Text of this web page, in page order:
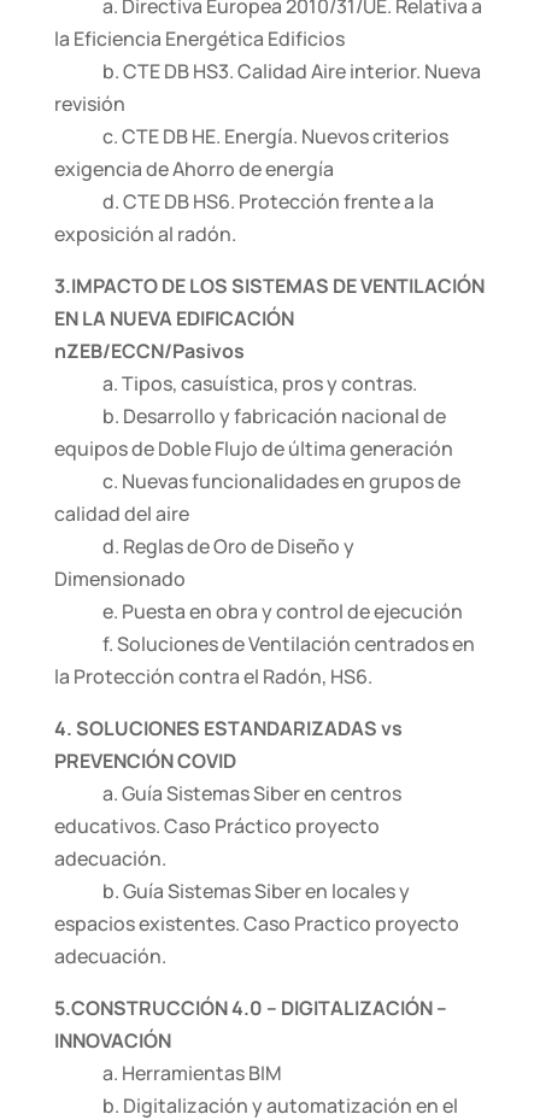
a. Directiva Europea 2010/31/UE. Relativa a
la Eficiencia Energética Edificios
b. CTE DB HS3. Calidad Aire interior. Nueva
revisión
c. CTE DB HE. Energía. Nuevos criterios
exigencia de Ahorro de energía
d. CTE DB HS6. Protección frente a la
exposición al radón.
3.IMPACTO DE LOS SISTEMAS DE VENTILACIÓN
EN LA NUEVA EDIFICACIÓN
nZEB/ECCN/Pasivos
a. Tipos, casuística, pros y contras.
b. Desarrollo y fabricación nacional de
equipos de Doble Flujo de última generación
c. Nuevas funcionalidades en grupos de
calidad del aire
d. Reglas de Oro de Diseño y
Dimensionado
e. Puesta en obra y control de ejecución
f. Soluciones de Ventilación centrados en
la Protección contra el Radón, HS6.
4. SOLUCIONES ESTANDARIZADAS vs
PREVENCIÓN COVID
a. Guía Sistemas Siber en centros
educativos. Caso Práctico proyecto
adecuación.
b. Guía Sistemas Siber en locales y
espacios existentes. Caso Practico proyecto
adecuación.
5.CONSTRUCCIÓN 4.0 – DIGITALIZACIÓN –
INNOVACIÓN
a. Herramientas BIM
b. Digitalización y automatización en el